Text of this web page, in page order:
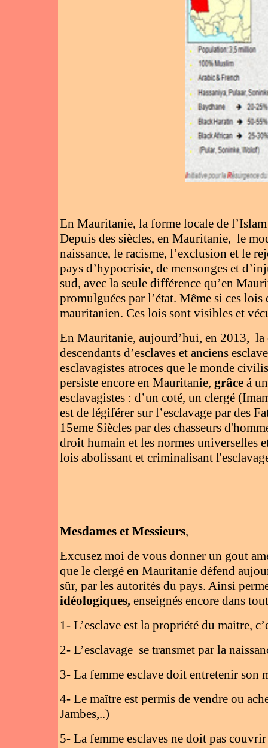
En Mauritanie, la forme locale de
Depuis des siècles, en Mauritanie, le
naissance, le racisme, l’exclusion et le
pays d’hypocrisie, de mensonges et
sud, avec la seule différence qu’en
promulguées par l’état. Même si ces
mauritanien. Ces lois sont visibles et
En Mauritanie, aujourd’hui, en 2013, la
descendants d’esclaves et anciens
esclavagistes atroces que le monde
persiste encore en Mauritanie, grâceá
esclavagistes : d’un coté, un clergé
est de légiférer sur l’esclavage par des
15eme Siècles par des chasseurs
droit humain et les normes universelles
lois abolissant et criminalisant
Mesdames et Messieurs,
Excusez moi de vous donner un gout
que le clergé en Mauritanie défend
sûr, par les autorités du pays. Ainsi
idéologiques,enseignés encore dans
1- L’esclave est la propriété du maitre,
2- L’esclavage se transmet par la
3- La femme esclave doit entretenir son
4- Le maître est permis de vendre ou
Jambes,..)
5- La femme esclaves ne doit pas